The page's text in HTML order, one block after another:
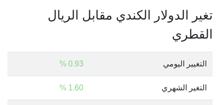
تغير الدولار الكندي مقابل الريال
القطري
التغيير اليومي 0.93 %
التغير الشهري 1.60 %